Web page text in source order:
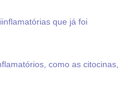
que já foi
como as citocinas,